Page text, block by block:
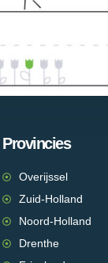
Provincies
Overijssel
Zuid-Holland
Noord-Holland
Drenthe